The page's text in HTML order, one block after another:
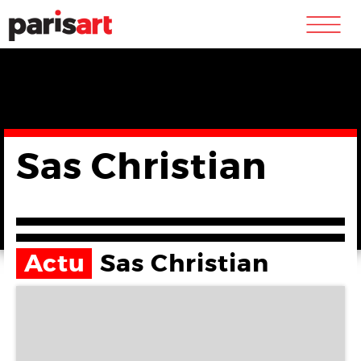
m
Sas Christian
Actu Sas Christian